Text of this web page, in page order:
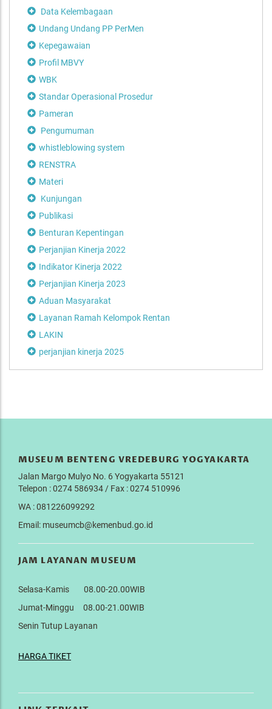
Data Kelembagaan
Undang Undang PP PerMen
Kepegawaian
Profil MBVY
WBK
Standar Operasional Prosedur
Pameran
Pengumuman
whistleblowing system
RENSTRA
Materi
Kunjungan
Publikasi
Benturan Kepentingan
Perjanjian Kinerja 2022
Indikator Kinerja 2022
Perjanjian Kinerja 2023
Aduan Masyarakat
Layanan Ramah Kelompok Rentan
LAKIN
perjanjian kinerja 2025
MUSEUM BENTENG VREDEBURG YOGYAKARTA
Jalan Margo Mulyo No. 6 Yogyakarta 55121
Telepon : 0274 586934 / Fax : 0274 510996
WA : 081226099292
Email: museumcb@kemenbud.go.id
JAM LAYANAN MUSEUM
Selasa-Kamis 08.00-20.00WIB
Jumat-Minggu 08.00-21.00WIB
Senin Tutup Layanan
HARGA TIKET